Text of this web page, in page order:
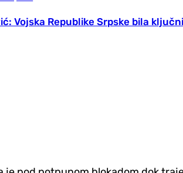
Vojska Republike Srpske bila